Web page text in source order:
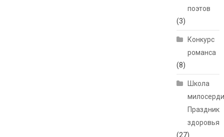
поэтов
(3)
Конкурс
романса
(8)
Школа
Праздник
здоровья
(27)